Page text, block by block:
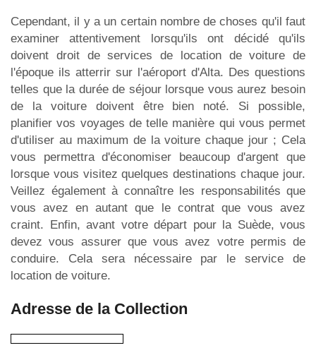
Cependant, il y a un certain nombre de choses qu'il faut
examiner attentivement lorsqu'ils ont décidé qu'ils
doivent droit de services de location de voiture de
l'époque ils atterrir sur l'aéroport d'Alta. Des questions
telles que la durée de séjour lorsque vous aurez besoin
de la voiture doivent être bien noté. Si possible,
planifier vos voyages de telle manière qui vous permet
d'utiliser au maximum de la voiture chaque jour ; Cela
vous permettra d'économiser beaucoup d'argent que
lorsque vous visitez quelques destinations chaque jour.
Veillez également à connaître les responsabilités que
vous avez en autant que le contrat que vous avez
craint. Enfin, avant votre départ pour la Suède, vous
devez vous assurer que vous avez votre permis de
conduire. Cela sera nécessaire par le service de
location de voiture.
Adresse de la Collection